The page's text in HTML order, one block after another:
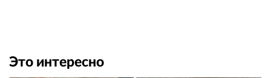
Это интересно